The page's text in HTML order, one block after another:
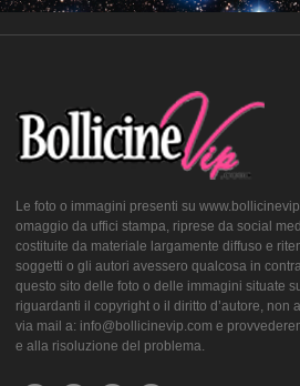
Le foto o immagini presenti su
omaggio da uffici stampa, riprese da social
costituite da materiale largamente diffuso e
soggetti o gli autori avessero qualcosa in
questo sito delle foto o delle immagini situate
riguardanti il copyright o il diritto d’autore, non
via mail a: info@bollicinevip.com e
e alla risoluzione del problema.